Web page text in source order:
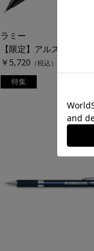
ラミー
￥5,720 （税込）
特集